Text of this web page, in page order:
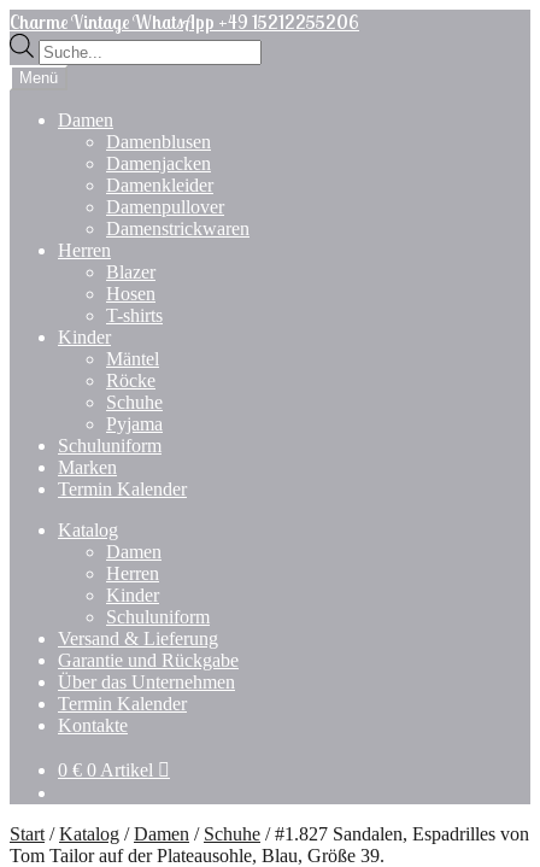
Zur
Navigation
springen
Zum
Inhalt
springen
Charme Vintage WhatsApp +49 15212255206
Products
search
Menü
Damen
Damenblusen
Damenjacken
Damenkleider
Damenpullover
Damenstrickwaren
Herren
Blazer
Hosen
T-shirts
Kinder
Mäntel
Röcke
Schuhe
Pyjama
Schuluniform
Marken
Termin Kalender
Katalog
Damen
Herren
Kinder
Schuluniform
Versand & Lieferung
Garantie und Rückgabe
Über das Unternehmen
Termin Kalender
Kontakte
0 € 0 Artikel
Start /Katalog /Damen / Schuhe /#1.827 Sandalen, Espadrilles von
Tom Tailor auf der Plateausohle, Blau, Größe 39.